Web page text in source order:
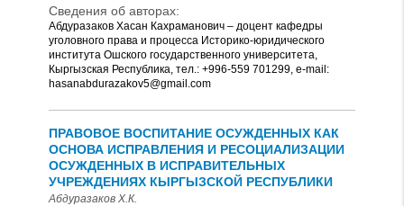
Сведения об авторах:
Абдуразаков Хасан Кахраманович – доцент кафедры
уголовного права и процесса Историко-юридического
института Ошского государственного университета,
Кыргызская Республика, тел.: +996-559 701299, e-mail:
hasanabdurazakov5@gmail.com
ПРАВОВОЕ ВОСПИТАНИЕ ОСУЖДЕННЫХ КАК
ОСНОВА ИСПРАВЛЕНИЯ И РЕСОЦИАЛИЗАЦИИ
ОСУЖДЕННЫХ В ИСПРАВИТЕЛЬНЫХ
УЧРЕЖДЕНИЯХ КЫРГЫЗСКОЙ РЕСПУБЛИКИ
Абдуразаков Х.К.